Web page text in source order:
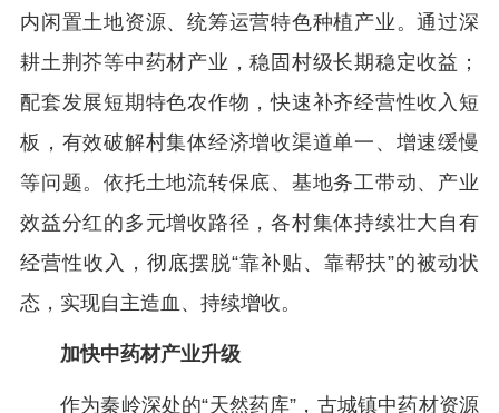
内闲置土地资源、统筹运营特色种植产业。通过深
耕土荆芥等中药材产业，稳固村级长期稳定收益；
配套发展短期特色农作物，快速补齐经营性收入短
板，有效破解村集体经济增收渠道单一、增速缓慢
等问题。依托土地流转保底、基地务工带动、产业
效益分红的多元增收路径，各村集体持续壮大自有
经营性收入，彻底摆脱“靠补贴、靠帮扶”的被动状
态，实现自主造血、持续增收。
加快中药材产业升级
作为秦岭深处的“天然药库”，古城镇中药材资源